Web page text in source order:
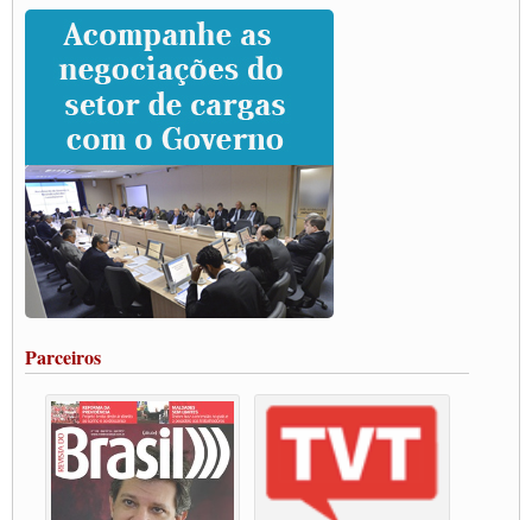
Caminhoneiros prometem paralisação e cobram diálogo com Lula
CNTTL e lideranças de caminhoneiros participam de debate sobre saúde nas
rodovias
Paulinho e Litti debatem política global para transporte rodoviário de cargas na
SUTCRA no Uruguai
Grande Conquista da Categoria transporte de Cargas e Caminhoneiros Autonomos
ENCONTRO INTERNACIONAL EM APOIO A CLASSE TRABALHADORA
DO BRASIL E A ELEIÇÃO 2022
Carta às Brasileiras e aos Brasileiros em Defesa do Estado Democrático de Direito
Paulinho, presidente da CNTTL, faz balanço do 3º Congresso da CNTTL
Caminhoneiros aprovam greve a partir do 1º de novembro
Rodoviários de Feira Santana fazem Assembleia para avaliar proposta de reajuste
salarial
Vacina Já: Lockdown de 24 horas dos trabalhadores em transportes está mantido,
Condutores de Guarulhos farão greve sanitária nesta terça-feira (20)
Paralisação dos Caminhoneiros na #BR285, entrocamento que liga o Mercosul ao
Rio Grande
Caminhoneiros bloqueiam duas faixas na Castello Branco e fazem protesto
Modal-Live #13 Aumento da Violência Contra Mulher e o Adoecimento da Classe
Parceiros